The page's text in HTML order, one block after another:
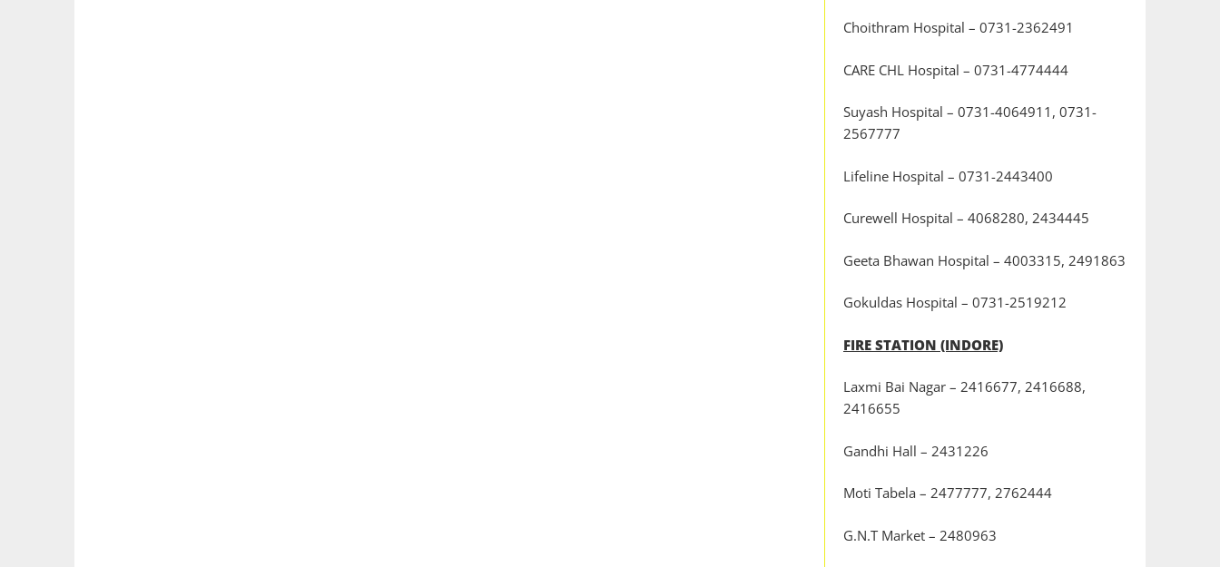
Choithram Hospital – 0731-2362491
CARE CHL Hospital – 0731-4774444
Suyash Hospital – 0731-4064911, 0731-
2567777
Lifeline Hospital – 0731-2443400
Curewell Hospital – 4068280, 2434445
Geeta Bhawan Hospital – 4003315, 2491863
Gokuldas Hospital – 0731-2519212
FIRE STATION (INDORE)
Laxmi Bai Nagar – 2416677, 2416688,
2416655
Gandhi Hall – 2431226
Moti Tabela – 2477777, 2762444
G.N.T Market – 2480963